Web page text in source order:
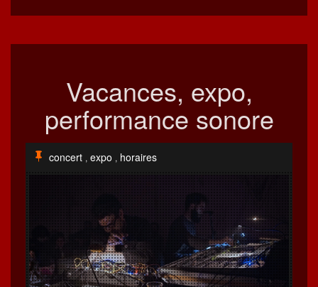
Vacances, expo,
performance sonore
concert , expo , horaires